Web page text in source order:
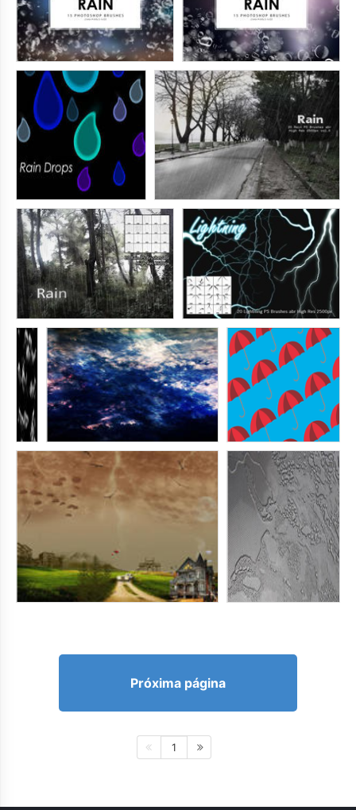
Próxima página
1